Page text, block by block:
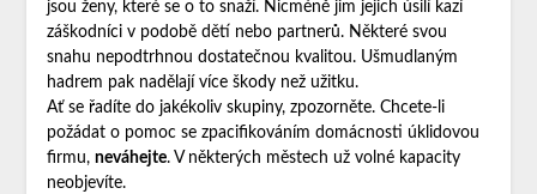
jsou ženy, které se o to snaží. Nicméně jim jejich úsilí kazí
záškodníci v podobě dětí nebo partnerů. Některé svou
snahu nepodtrhnou dostatečnou kvalitou. Ušmudlaným
hadrem pak nadělají více škody než užitku.
Ať se řadíte do jakékoliv skupiny, zpozorněte. Chcete-li
požádat o pomoc se zpacifikováním domácnosti úklidovou
firmu, neváhejte. V některých městech už volné kapacity
neobjevíte.